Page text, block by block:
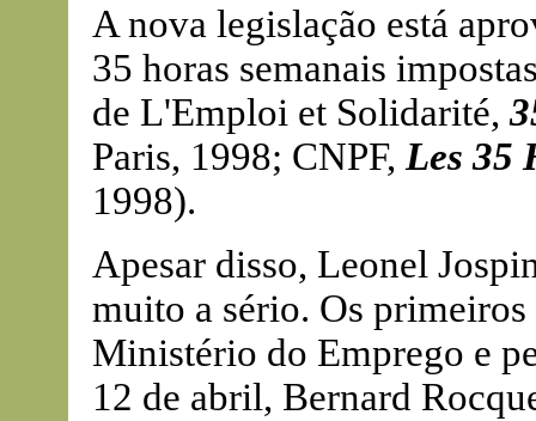
A nova legislação está
35 horas semanais
de L'Emploi et Solidarité,
Paris, 1998; CNPF, Les 35
1998).
Apesar disso, Leonel
muito a sério. Os primeiros
Ministério do Emprego e
12 de abril, Bernard